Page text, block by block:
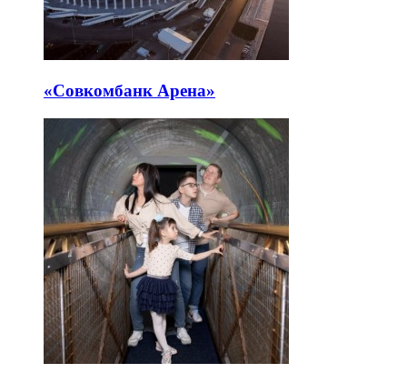
«Совкомбанк Арена⁠»